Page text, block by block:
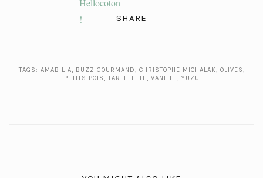
SHARE
TAGS: AMABILIA, BUZZ GOURMAND, CHRISTOPHE MICHALAK, OLIVES,
PETITS POIS, TARTELETTE, VANILLE, YUZU